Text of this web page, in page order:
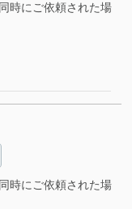
時にご依頼された場
時にご依頼された場